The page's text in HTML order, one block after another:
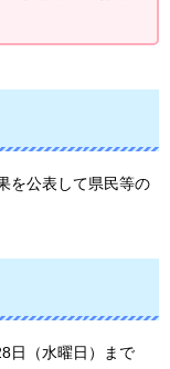
を公表して県民等の
日（水曜日）まで